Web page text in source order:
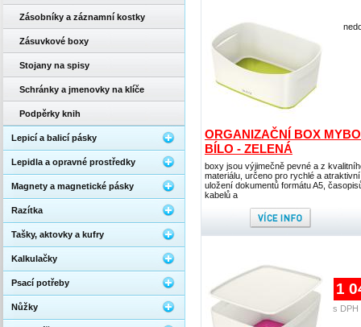
ORGANIZAČNÍ BOX
BÍLO - ZELENÁ
boxy jsou výjimečně pevné a z
materiálu, určeno pro rychlé a atraktivní
uložení dokumentů formátu A5,
kabelů a
1
s DPH
Zásobníky a záznamní kostky
Zásuvkové boxy
Stojany na spisy
Schránky a jmenovky na klíče
Podpěrky knih
Lepicí a balicí pásky
Lepidla a opravné prostředky
Magnety a magnetické pásky
Razítka
Tašky, aktovky a kufry
Kalkulačky
Psací potřeby
Nůžky